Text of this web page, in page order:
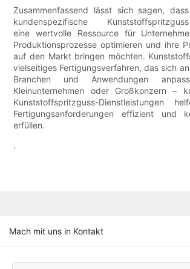
Zusammenfassend lässt sich sagen,
kundenspezifische Kunststoffspritzguss-
eine wertvolle Ressource für
Produktionsprozesse optimieren und ihre
auf den Markt bringen möchten.
vielseitiges Fertigungsverfahren, das sich
Branchen und Anwendungen
Kleinunternehmen oder Großkonzern –
Kunststoffspritzguss-Dienstleistungen
Fertigungsanforderungen effizient und
erfüllen.
.
Mach mit uns in Kontakt